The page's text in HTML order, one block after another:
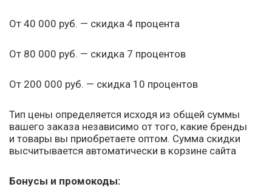
От 40 000 руб. — скидка 4 процента
От 80 000 руб. — скидка 7 процентов
От 200 000 руб. — скидка 10 процентов
Тип цены определяется исходя из общей суммы
вашего заказа независимо от того, какие бренды
и товары вы приобретаете оптом. Сумма скидки
высчитывается автоматически в корзине сайта
Бонусы и промокоды: